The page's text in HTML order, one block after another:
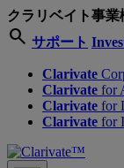
クラリベイト事業
search サポート
Clarivate
Clarivate for
Clarivate for
Clarivate for